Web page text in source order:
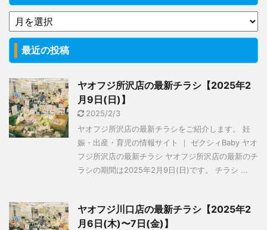
最近の投稿
ヤオフジ所沢店の最新チラシ【2025年2
月9日(日)】
2025/2/3
ヤオフジ所沢店の最新チラシをご紹介します。 妊
娠・出産・育児の情報サイト ｜ ゼクシィBaby ヤオ
フジ所沢店の最新チラシ ヤオフジ所沢店の最新のチ
ラシの期間は2025年2月9日(日)です。 チラシ ...
ヤオフジ川口店の最新チラシ【2025年2
月6日(木)〜7日(金)】